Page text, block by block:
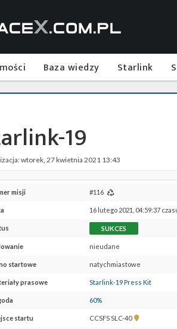
Baza wiedzy Starlink
19
wtorek, 27 kwietnia 2021 13:43
misji #116
16 lutego 2021, 04:59:37
SUKCES
nieudane
startowe natychmiastowe
prasowe Starlink-19 Press Kit
60%
startu CCSFS SLC-40
Pokaż